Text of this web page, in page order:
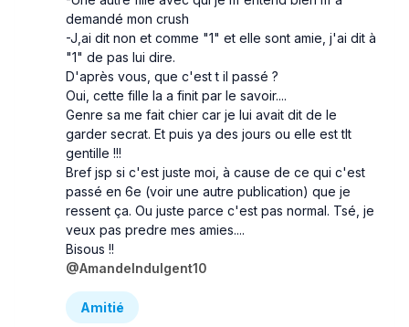
demandé mon crush
-J,ai dit non et comme "1" et elle sont amie, j'ai dit à
"1" de pas lui dire.
D'après vous, que c'est t il passé ?
Oui, cette fille la a finit par le savoir....
Genre sa me fait chier car je lui avait dit de le
garder secrat. Et puis ya des jours ou elle est tlt
gentille !!!
Bref jsp si c'est juste moi, à cause de ce qui c'est
passé en 6e (voir une autre publication) que je
ressent ça. Ou juste parce c'est pas normal. Tsé, je
veux pas predre mes amies....
Bisous !!
@AmandeIndulgent10
Amitié